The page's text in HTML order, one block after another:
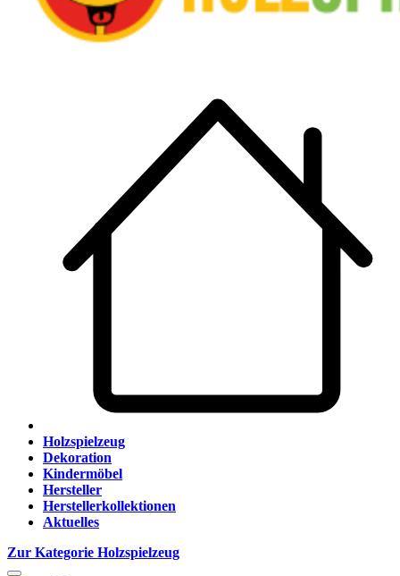
Holzspielzeug
Dekoration
Kindermöbel
Hersteller
Herstellerkollektionen
Aktuelles
Zur Kategorie Holzspielzeug